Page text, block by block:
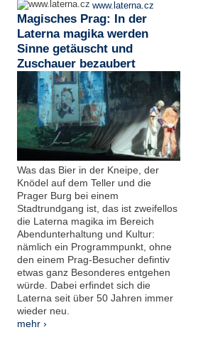
www.laterna.cz
Magisches Prag: In der
Laterna magika werden
Sinne getäuscht und
Zuschauer bezaubert
Was das Bier in der Kneipe, der
Knödel auf dem Teller und die
Prager Burg bei einem
Stadtrundgang ist, das ist zweifellos
die Laterna magika im Bereich
Abendunterhaltung und Kultur:
nämlich ein Programmpunkt, ohne
den einem Prag-Besucher defintiv
etwas ganz Besonderes entgehen
würde. Dabei erfindet sich die
Laterna seit über 50 Jahren immer
wieder neu.
mehr ›